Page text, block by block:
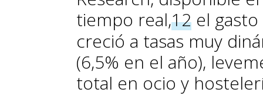
tiempo real,12 el
creció a tasas muy
(6,5% en el año),
total en ocio y